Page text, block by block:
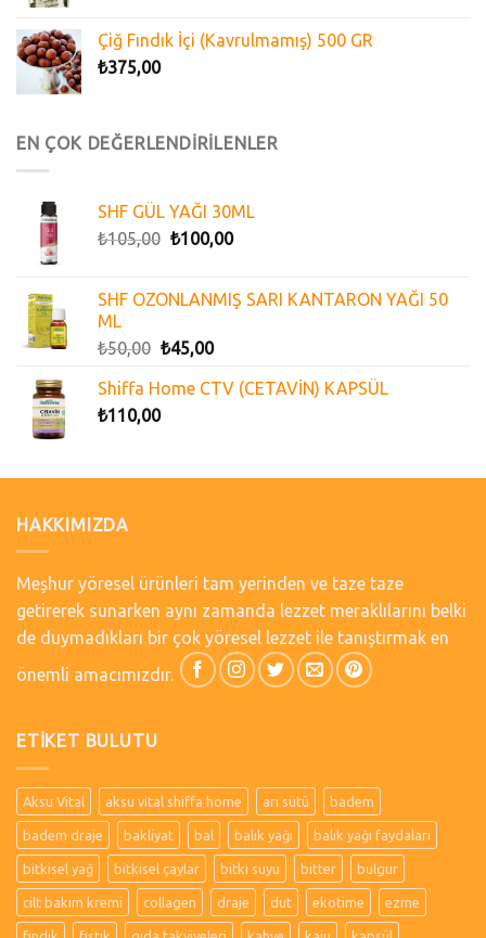
Çiğ Fındık İçi (Kavrulmamış) 500 GR
₺375,00
EN ÇOK DEĞERLENDİRİLENLER
SHF GÜL YAĞI 30ML
₺105,00 ₺100,00
SHF OZONLANMIŞ SARI KANTARON YAĞI 50
ML
₺50,00 ₺45,00
Shiffa Home CTV (CETAVİN) KAPSÜL
₺110,00
HAKKIMIZDA
Meşhur yöresel ürünleri tam yerinden ve taze taze
getirerek sunarken aynı zamanda lezzet meraklılarını belki
de duymadıkları bir çok yöresel lezzet ile tanıştırmak en
önemli amacımızdır.
ETIKET BULUTU
Aksu Vital aksu vital shiffa home arı sütü badem
badem draje bakliyat bal balık yağı balık yağı faydaları
bitkisel yağ bitkisel çaylar bitki suyu bitter bulgur
cilt bakım kremi collagen draje dut ekotime ezme